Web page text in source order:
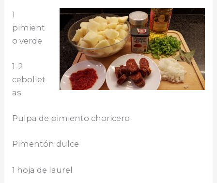
1
pimient
o verde
1-2
cebollet
as
Pulpa de pimiento choricero
Pimentón dulce
1 hoja de laurel